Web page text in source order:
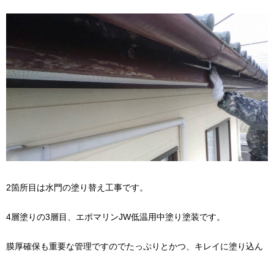
2箇所目は水門の塗り替え工事です。
4層塗りの3層目、エポマリンJW低温用中塗り塗装です。
膜厚確保も重要な管理ですのでたっぷりとかつ、キレイに塗り込ん